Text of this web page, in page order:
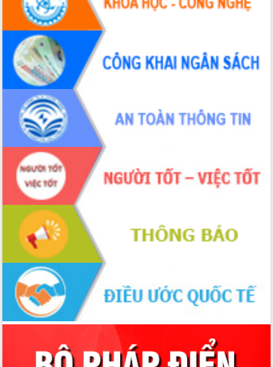
Quyết liệt cải cách hành chính, khơi
thông nguồn lực phát triển
Nâng cao hiệu lực, hiệu quả HĐND
tỉnh thông qua hiện đại hóa hành chính
Xã Ea Phê gắn cải cách hành chính với
chuyển đổi số
Phó Chủ tịch Thường trực UBND tỉnh
Hồ Thị Nguyên Thảo làm việc tại Trung
tâm Phục vụ hành chính công xã Ea
Phê
Xây dựng nền hành chính số đồng
hành cùng nông dân dân, doanh nghiệp
Giai đoạn 2026-2030, Đắk Lắk phấn
đấu có 77% xã đạt chuẩn nông thôn
mới
Chuyển đổi số 'mở đường' cho nông
nghiệp Đắk Lắk tăng trưởng bứt phá
Triển khai đồng bộ đo đạc, lập hồ sơ
địa chính, hoàn thiện cơ sở dữ liệu đất
đai
Ứng dụng sinh trắc học - Bước tiến
trong hành trình chuyển đổi số tại Đắk
Lắk
Đắk Lắk nâng cao hiệu quả công tác
Đảng từ Sổ tay đảng viên điện tử
Đắk Lắk đẩy mạnh nuôi biển công
nghệ, hướng tới phát triển thủy sản